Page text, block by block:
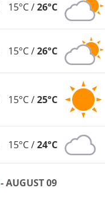
15°C /26°C
15°C /26°C
15°C /25°C
15°C /24°C
- AUGUST 09